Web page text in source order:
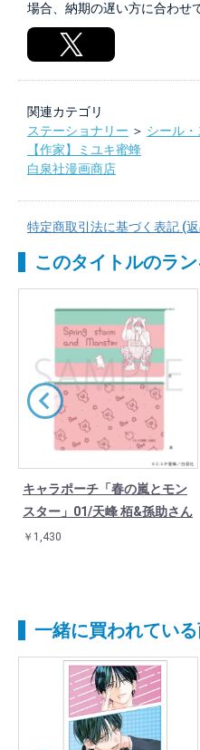
場合、納期の遅い方に合わせ
関連カテゴリ
ステーショナリー ＞ シール
【作家】ミユキ蜜蜂
白泉社漫画商店
特定商取引法に基づく表記 (
このタイトルのラ
キャラポーチ「春の嵐とモン
スター」01/天峰 栢&孫助さん
￥1,430
一緒に買われてい